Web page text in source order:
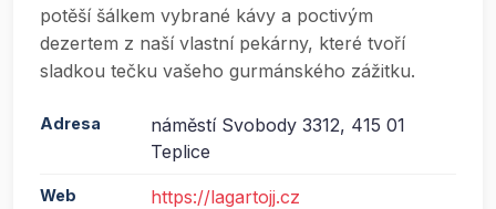
potěší šálkem vybrané kávy a poctivým
dezertem z naší vlastní pekárny, které tvoří
sladkou tečku vašeho gurmánského zážitku.
Adresa
náměstí Svobody 3312, 415 01
Teplice
Web https://lagartojj.cz